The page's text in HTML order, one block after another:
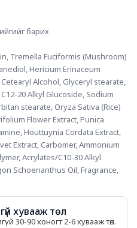
барих
Tremella Fuciformis (Mushroom)
Hericium Erinaceum
Alcohol, Glyceryl stearate,
20 Alkyl Glucoside, Sodium
stearate, Oryza Sativa (Rice)
Flower Extract, Punica
Houttuynia Cordata Extract,
Extract, Carbomer, Ammonium
Acrylates/C10-30 Alkyl
Schoenanthus Oil, Fragrance,
хувааж төл
30-90 хоногт 2-6 хувааж төл.